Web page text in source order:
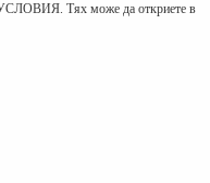
УСЛОВИЯ. Тях може да откриете в